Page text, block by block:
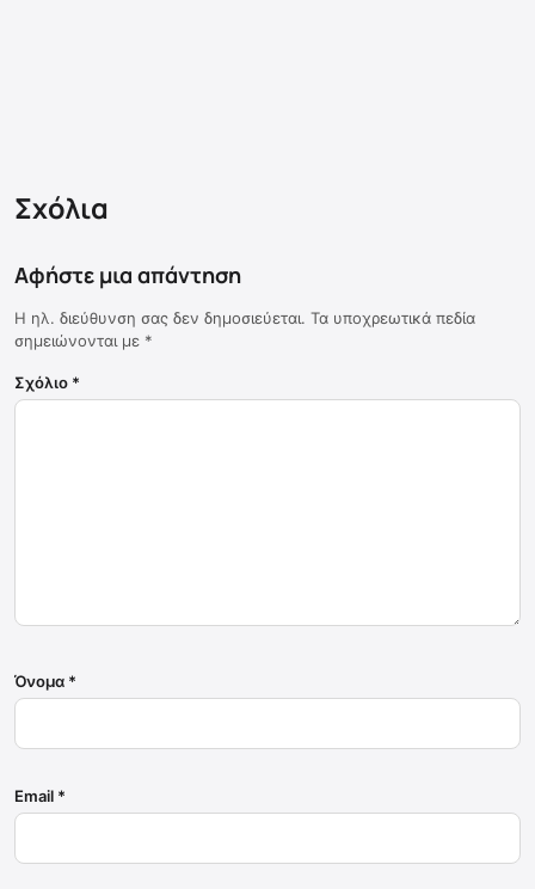
Σχόλια
Αφήστε μια απάντηση
Η ηλ. διεύθυνση σας δεν δημοσιεύεται. Τα υποχρεωτικά πεδία
σημειώνονται με *
Σχόλιο *
Όνομα *
Email *